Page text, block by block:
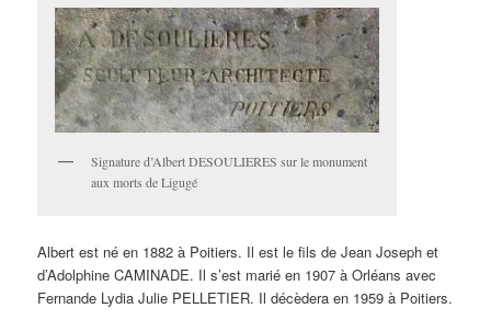
Signature d’Albert DESOULIERES sur le monument
aux morts de Ligugé
Albert est né en 1882 à Poitiers. Il est le fils de Jean Joseph et
d’Adolphine CAMINADE. Il s’est marié en 1907 à Orléans avec
Fernande Lydia Julie PELLETIER. Il décèdera en 1959 à Poitiers.